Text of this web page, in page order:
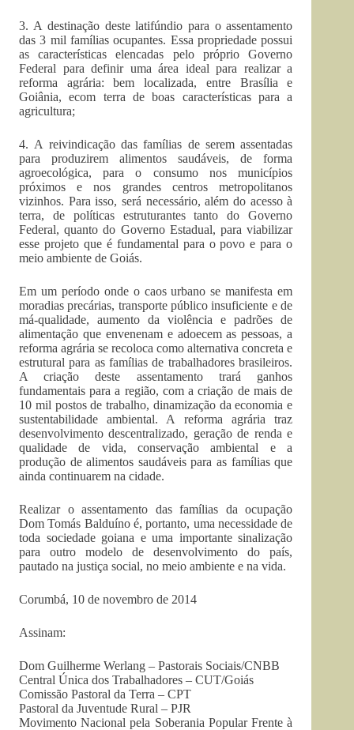
3. A destinação deste latifúndio para o assentamento
das 3 mil famílias ocupantes. Essa propriedade possui
as características elencadas pelo próprio Governo
Federal para definir uma área ideal para realizar a
reforma agrária: bem localizada, entre Brasília e
Goiânia, ecom terra de boas características para a
agricultura;
4. A reivindicação das famílias de serem assentadas
para produzirem alimentos saudáveis, de forma
agroecológica, para o consumo nos municípios
próximos e nos grandes centros metropolitanos
vizinhos. Para isso, será necessário, além do acesso à
terra, de políticas estruturantes tanto do Governo
Federal, quanto do Governo Estadual, para viabilizar
esse projeto que é fundamental para o povo e para o
meio ambiente de Goiás.
Em um período onde o caos urbano se manifesta em
moradias precárias, transporte público insuficiente e de
má-qualidade, aumento da violência e padrões de
alimentação que envenenam e adoecem as pessoas, a
reforma agrária se recoloca como alternativa concreta e
estrutural para as famílias de trabalhadores brasileiros.
A criação deste assentamento trará ganhos
fundamentais para a região, com a criação de mais de
10 mil postos de trabalho, dinamização da economia e
sustentabilidade ambiental. A reforma agrária traz
desenvolvimento descentralizado, geração de renda e
qualidade de vida, conservação ambiental e a
produção de alimentos saudáveis para as famílias que
ainda continuarem na cidade.
Realizar o assentamento das famílias da ocupação
Dom Tomás Balduíno é, portanto, uma necessidade de
toda sociedade goiana e uma importante sinalização
para outro modelo de desenvolvimento do país,
pautado na justiça social, no meio ambiente e na vida.
Corumbá, 10 de novembro de 2014
Assinam:
Dom Guilherme Werlang – Pastorais Sociais/CNBB
Central Única dos Trabalhadores – CUT/Goiás
Comissão Pastoral da Terra – CPT
Pastoral da Juventude Rural – PJR
Movimento Nacional pela Soberania Popular Frente à